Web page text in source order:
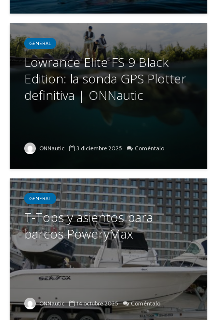
GENERAL
Lowrance Elite FS 9 Black
Edition: la sonda GPS Plotter
definitiva | ONNautic
ONNautic 3 diciembre 2025 Coméntalo
GENERAL
T-Tops y asientos para
barcos PoweryMax
ONNautic 14 octubre 2025 Coméntalo